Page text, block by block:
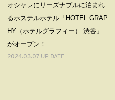
オシャレにリーズナブルに泊まれ
るホステルホテル「HOTEL GRAP
HY（ホテルグラフィー） 渋谷」
がオープン！
2024.03.07 UP DATE